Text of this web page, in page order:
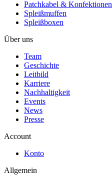
Patchkabel & Konfektionen
Spleißmuffen
Spleißboxen
Über uns
Team
Geschichte
Leitbild
Karriere
Nachhaltigkeit
Events
News
Presse
Account
Konto
Allgemein